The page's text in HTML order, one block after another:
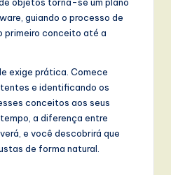
guiando o processo de
primeiro conceito até a
exige prática. Comece
e identificando os
conceitos aos seus
a diferença entre
e você descobrirá que
de forma natural.